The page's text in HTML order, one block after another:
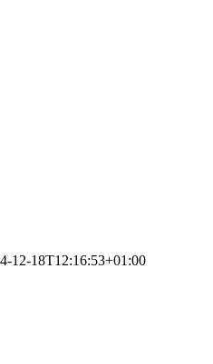
12-18T12:16:53+01:00